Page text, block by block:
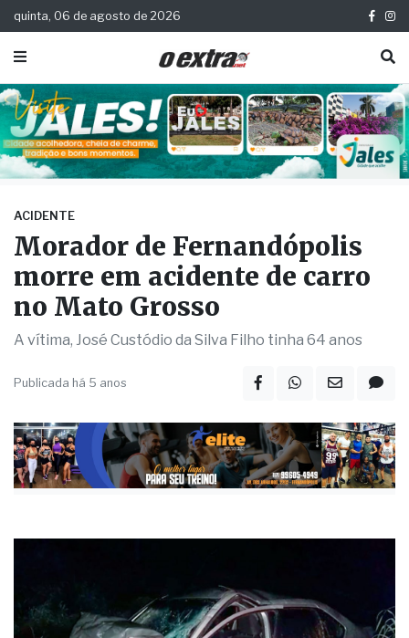
quinta, 06 de agosto de 2026
ACIDENTE
Morador de Fernandópolis
morre em acidente de carro
no Mato Grosso
A vítima, José Custódio da Silva Filho tinha 64 anos
Publicada há 5 anos